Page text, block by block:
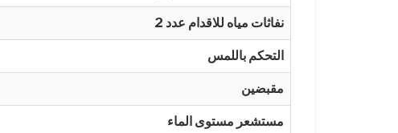
2 نفاثات مياه للاقدام عدد
التحكم باللمس
مقبضين
مستشعر مستوى الماء